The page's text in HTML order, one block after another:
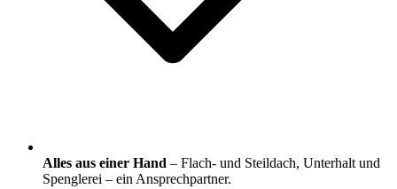
Alles aus einer Hand – Flach- und Steildach, Unterhalt und
Spenglerei – ein Ansprechpartner.